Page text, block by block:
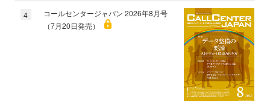
4
コールセンタージャパン 2026年8月号
（7月20日発売）